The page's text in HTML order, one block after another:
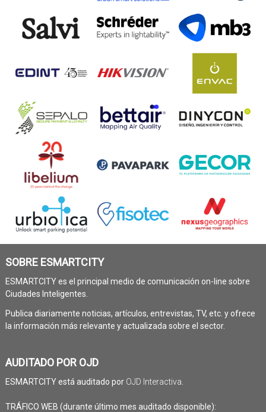
SOBRE ESMARTCITY
ESMARTCITY es el principal medio de comunicación on-line sobre
Ciudades Inteligentes.
Publica diariamente noticias, artículos, entrevistas, TV, etc. y ofrece
la información más relevante y actualizada sobre el sector.
AUDITADO POR OJD
ESMARTCITY está auditado por OJD Interactiva
TRÁFICO WEB (durante último mes auditado disponible):